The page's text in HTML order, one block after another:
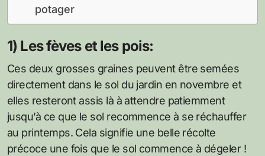
potager
1) Les fèves et les pois:
Ces deux grosses graines peuvent être semées
directement dans le sol du jardin en novembre et
elles resteront assis là à attendre patiemment
jusqu’à ce que le sol recommence à se réchauffer
au printemps. Cela signifie une belle récolte
précoce une fois que le sol commence à dégeler !